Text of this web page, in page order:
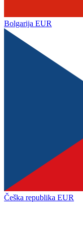
Bolgarija EUR
Češka republika EUR